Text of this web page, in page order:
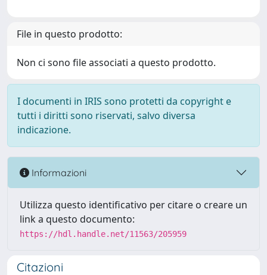
File in questo prodotto:
Non ci sono file associati a questo prodotto.
I documenti in IRIS sono protetti da copyright e
tutti i diritti sono riservati, salvo diversa
indicazione.
Informazioni
Utilizza questo identificativo per citare o creare un
link a questo documento:
https://hdl.handle.net/11563/205959
Citazioni